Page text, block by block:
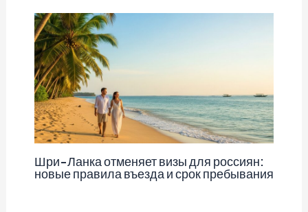
Шри-Ланка отменяет визы для россиян:
новые правила въезда и срок пребывания